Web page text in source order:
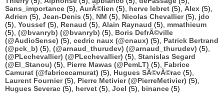
Sans_importance (5), AurÃ©lien (5), herve lebret (5), Alex (5),
Adrien (5), Jean-Denis (5), NM (5), Nicolas Chevallier(5), jdo
(5), Youssef (5), Renaud (5), Alain Raynaud (5), mmathieum
(5), (@bvanryb) (@bvanryb) (5), Boris DefrÃ©ville
(@AudioSense) (5), cedric naux (@cnaux) (5), Patrick Bertrand
(@pck_b) (5), (@arnaud_thurudev) (@arnaud_thurudev) (5),
(@PLechevallier) (@PLechevallier) (5), Stanislas Segard
(@El_Stanou) (5), Pierre Mawas (@PemLT) (5), Fabrice
Camurat (@fabricecamurat) (5), Hugues SÃ©vÃ©rac (5),
Laurent Fournier(5), Pierre Metivier (@PierreMetivier) (5),
Hugues Severac (5), hervet (5), Joel (5), binance (5)